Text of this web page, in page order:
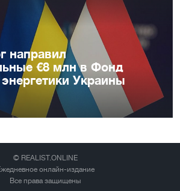
направил
€8 млн в Фонд
Украины
© REALIST.ONLINE
онлайн-издание
Все права защищены